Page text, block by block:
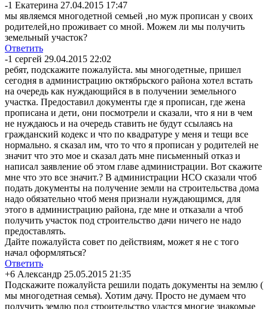
-1 Екатерина 27.04.2015 17:47
мы являемся многодетной семьей ,но муж прописан у своих
родителей,но проживает со мной. Можем ли мы получить
земельный участок?
Ответить
-1 сергей 29.04.2015 22:02
ребят, подскажите пожалуйста. мы многодетные, пришел
сегодня в администрацию октябрьского района хотел встать
на очередь как нуждающийся в в получении земельного
участка. Предоставил документы где я прописан, где жена
прописана и дети, они посмотрели и сказали, что я ни в чем
не нуждаюсь и на очередь ставить не будут ссылаясь на
гражданский кодекс и что по квадратуре у меня и тещи все
нормально. я сказал им, что то что я прописан у родителей не
значит что это мое и сказал дать мне письменный отказ и
написал заявление об этом главе администрации. Вот скажите
мне что это все значит.? В администрации НСО сказали чтоб
подать документы на получение земли на строительства дома
надо обязательно чтоб меня признали нуждающимся, для
этого в администрацию района, где мне и отказали а чтоб
получить участок под строительство дачи ничего не надо
предоставлять.
Дайте пожалуйста совет по действиям, может я не с того
начал оформляться?
Ответить
+6 Александр 25.05.2015 21:35
Подскажите пожалуйста решили подать документы на землю (
мы многодетная семья). Хотим дачу. Просто не думаем что
получить землю под строительство удастся многие знакомые